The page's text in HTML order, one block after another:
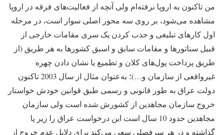
من تاکنون به اروپا نرفته‌ام ولی آنچه از فعالیت‌های فرقه در اروپا
مشاهده می‌شود، بر روی سه محور اصلی سوار است، در مرحله
اول کارهای تبلیغی و جذب کردن یک سری مقامات خارجی از
قبیل سناتورها و مقامات سابق و اسبق کشورها به هر طریق (از
طریق پرداخت پول‌های کلان و تطمیع یا نشان دادن چهره
غیرواقعی از سازمان و…)؛ به‌عنوان مثال از سال 2003 تاکنون
دولت عراق به طور قانونی و رسمی طبق قوانین خودش خواستار
خروج سازمان مجاهدین از کشورش شده است ولی سازمان
مجاهدین حدود 10 ‌سال است این درخواست عراق را زیر پا
گذاشته و در هر سرفصلی سعی می‌کند برای دلایل عدم خروج از